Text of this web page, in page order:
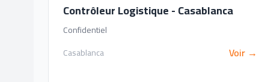
Contrôleur Logistique - Casablanca
Confidentiel
Casablanca
Voir →